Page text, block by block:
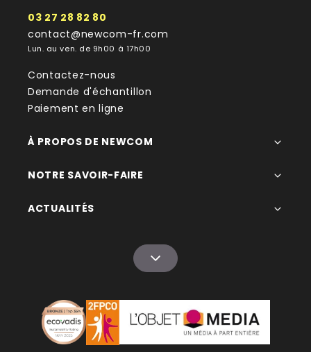
Il peut être distribué :
Lors de festivals et concerts
Sur des salons professionnels
Lors d’événements sportifs
En cadeau d’entreprise estival
Dans des welcome packs collaborateurs
Lors d’événements associatifs ou grand public
Offrir un goodies utile permet de créer une
maximisant votre visibilité.
Associez votre ventilateur personnalisé à d’autres
ventilateur publicitaire
objets personnalisés :
Gourdes personnalisées
Tours de cou personnalisés
Bracelets personnalisés
Sacs publicitaires personnalisés
03 27 28 82 80
contact@newcom-fr.com
Lun. au ven. de 9h00 à 17h00
Contactez-nous
Demande d'échantillon
Paiement en ligne
À PROPOS DE NEWCOM
NOTRE SAVOIR-FAIRE
ACTUALITÉS